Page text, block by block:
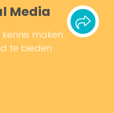
Media
maken
te bieden